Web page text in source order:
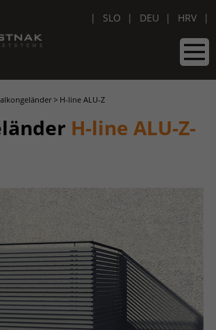
SLO DEU HRV
> H-line ALU-Z
H-line ALU-Z-